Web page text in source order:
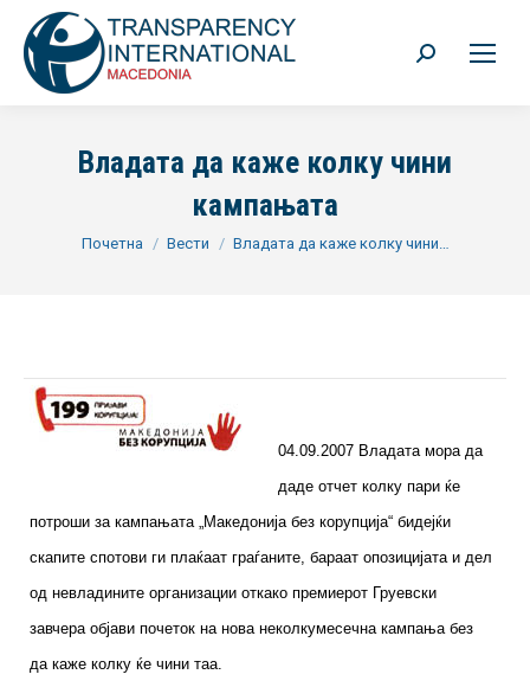
Search:
Владата да каже колку чини
кампањата
You are here:
Почетна Вести Владата да каже колку чини…
04.09.2007 Владата мора да
даде отчет колку пари ќе
потроши за кампањата „Македонија без корупција“ бидејќи
скапите спотови ги плаќаат граѓаните, бараат опозицијата и дел
од невладините организации откако премиерот Груевски
завчера објави почеток на нова неколкумесечна кампања без
да каже колку ќе чини таа.